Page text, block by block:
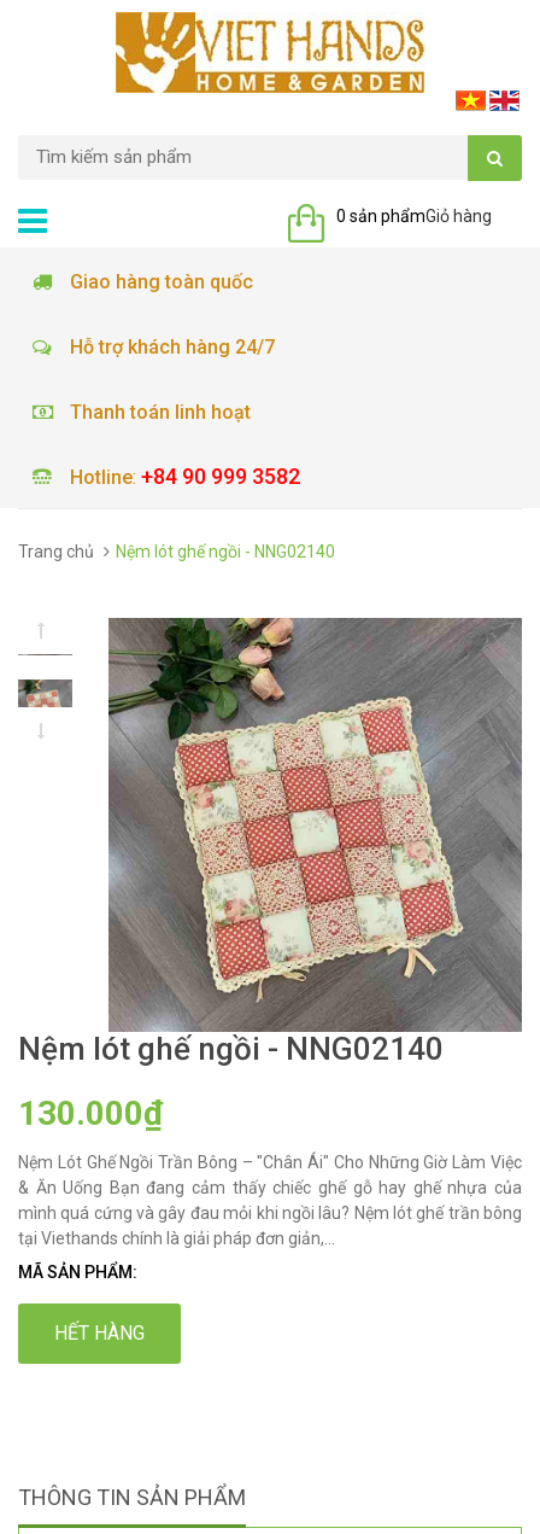
Giỏ hàng
0 sản phẩm
Giao hàng toàn quốc
Hỗ trợ khách hàng 24/7
Thanh toán linh hoạt
Hotline: +84 90 999 3582
Trang chủ Nệm lót ghế ngồi - NNG02140
Nệm lót ghế ngồi - NNG02140
130.000₫
Nệm Lót Ghế Ngồi Trần Bông – "Chân Ái" Cho Những Giờ Làm Việc
& Ăn Uống Bạn đang cảm thấy chiếc ghế gỗ hay ghế nhựa của
mình quá cứng và gây đau mỏi khi ngồi lâu? Nệm lót ghế trần bông
tại Viethands chính là giải pháp đơn giản,...
MÃ SẢN PHẨM:
HẾT HÀNG
THÔNG TIN SẢN PHẨM